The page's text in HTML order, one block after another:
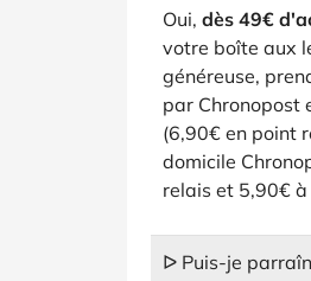
Oui, dès 49€
votre boîte aux
généreuse,
par Chronopost
(6,90€ en point
domicile
relais et 5,90€
ᐅ Puis-je